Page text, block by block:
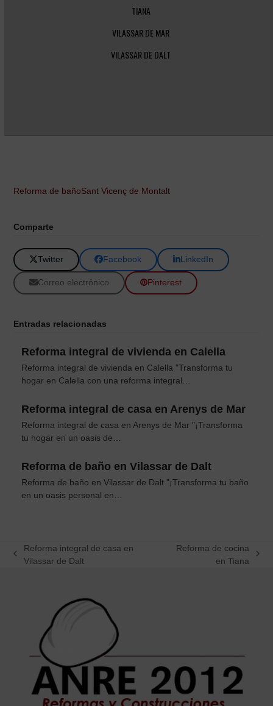
TIANA
VILASSAR DE MAR
VILASSAR DE DALT
Reforma de bañoSant Vicenç de Montalt
Comparte
Twitter Facebook LinkedIn
Correo electrónico Pinterest
Entradas relacionadas
Reforma integral de vivienda en Calella
Reforma integral de vivienda en Calella "Transforma tu
hogar en Calella con una reforma integral…
Reforma integral de casa en Arenys de Mar
Reforma integral de casa en Arenys de Mar "¡Transforma
tu hogar en un oasis de…
Reforma de baño en Vilassar de Dalt
Reforma de baño en Vilassar de Dalt "¡Transforma tu baño
en un oasis personal en…
previous
Reforma integral de casa en
Vilassar de Dalt
Reforma de cocina
en Tiana